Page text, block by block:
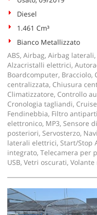
Diesel
1.461 Cm³
Bianco Metallizzato
ABS, Airbag, Airbag
Alzacristalli elettrici,
Boardcomputer, Bracciolo,
centralizzata, Chiusura
Climatizzatore, Controllo
Cronologia tagliandi, Cruise
Fendinebbia, Filtro
elettronico, MP3, Sensore
posteriori, Servosterzo,
laterali elettrici, Start/Stop
integrato, Telecamera per
USB, Vetri oscurati,